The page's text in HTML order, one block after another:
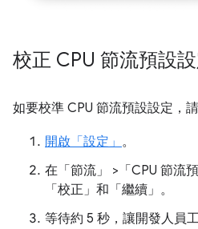
校正 CPU 節流預設
如要校準 CPU 節流預設設定，
開啟「設定」 。
在「節流」
>「CPU 節流
「校正」 和「繼續」 。
等待約 5 秒，讓開發人員